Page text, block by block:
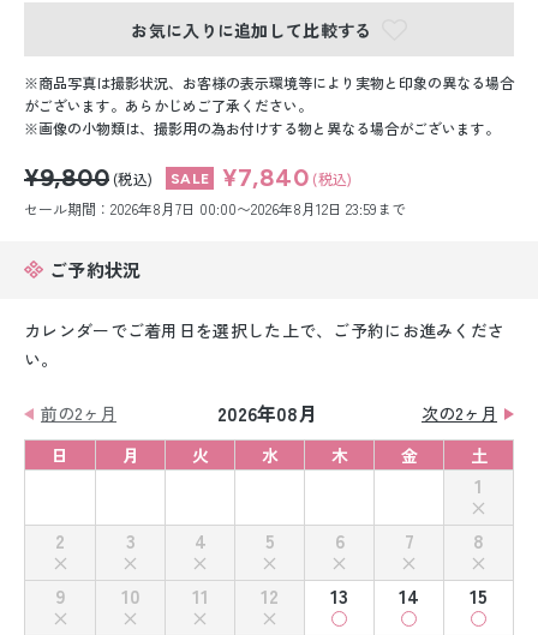
色打掛&紋付袴レンタル
白無垢&紋付袴レンタル
小物販売品
お気に入りに追加して比較する
商品写真は撮影状況、お客様の表示環境等により実物と印象の異なる場合
がございます。あらかじめご了承ください。
画像の小物類は、撮影用の為お付けする物と異なる場合がございます。
¥9,800 (税込) ¥7,840 (税込)
セール期間：2026年8月7日 00:00〜2026年8月12日 23:59まで
ご予約状況
カレンダーでご着用日を選択した上で、ご予約にお進みくださ
い。
前の2ヶ月 2026年08月
次の2ヶ月
日
月 火 水 木 金 土
1
2
3 4 5 6 7
8
9
10 11 12 13 14
15